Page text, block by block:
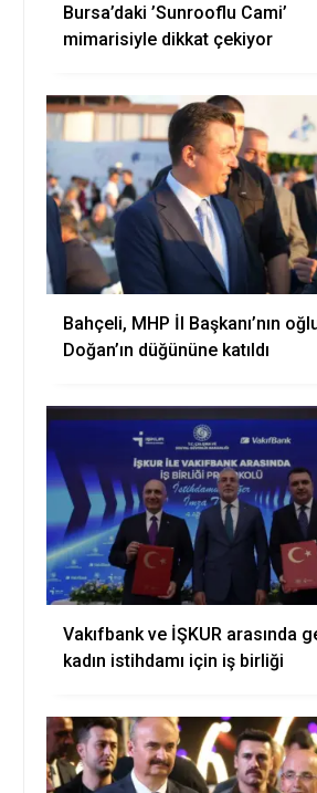
Bursa’daki ’Sunrooflu Cami’
mimarisiyle dikkat çekiyor
Bahçeli, MHP İl Başkanı’nın
Doğan’ın düğününe katıldı
Vakıfbank ve İŞKUR arasında
kadın istihdamı için iş birliği